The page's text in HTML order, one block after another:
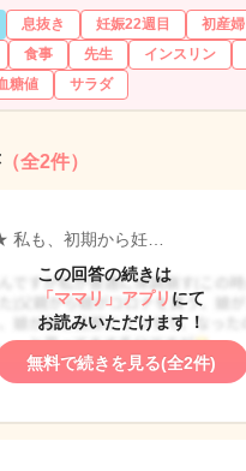
息抜き 妊娠22週目
初産婦
食事 先生 インスリン
糖値 サラダ
（全2件）
私も、初期から妊…
この回答の続きは
「ママリ」アプリ にて
お読みいただけます！
無料で続きを見る(全2件)